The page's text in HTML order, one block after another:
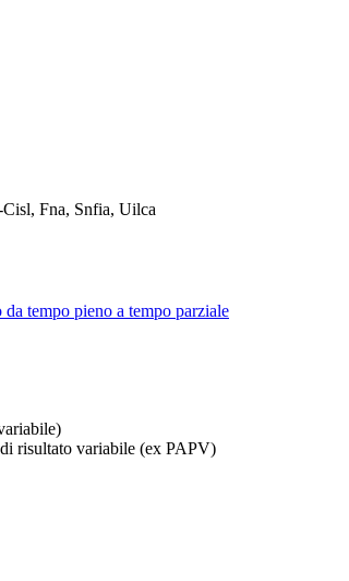
Fna, Snfia, Uilca
tempo pieno a tempo parziale
risultato variabile (ex PAPV)